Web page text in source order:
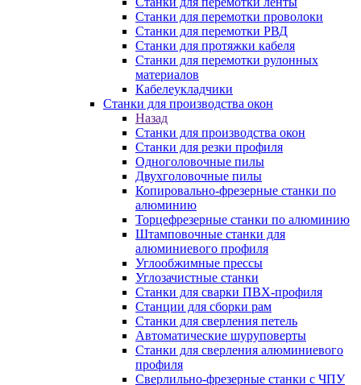
Станки для перемотки проволоки
Станки для перемотки РВД
Станки для протяжки кабеля
Станки для перемотки рулонных
материалов
Кабелеукладчики
Станки для производства окон
Назад
Станки для производства окон
Станки для резки профиля
Одноголовочные пилы
Двухголовочные пилы
Копировально-фрезерные станки по
алюминию
Торцефрезерные станки по алюминию
Штамповочные станки для
алюминиевого профиля
Углообжимные прессы
Углозачистные станки
Станки для сварки ПВХ-профиля
Станции для сборки рам
Станки для сверления петель
Автоматические шуруповерты
Станки для сверления алюминиевого
профиля
Сверлильно-фрезерные станки с ЧПУ